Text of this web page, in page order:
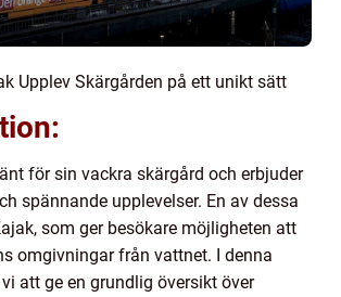
Upplev Skärgården på ett unikt sätt
för sin vackra skärgård och erbjuder
spännande upplevelser. En av dessa
som ger besökare möjligheten att
omgivningar från vattnet. I denna
att ge en grundlig översikt över